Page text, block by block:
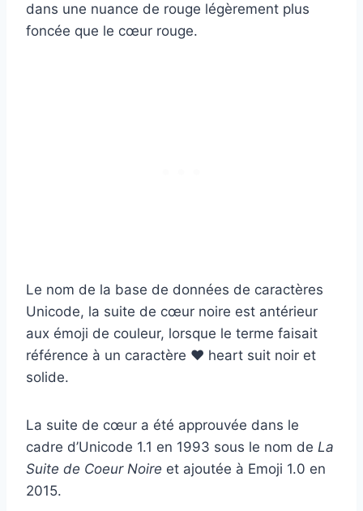
dans une nuance de rouge légèrement plus
foncée que le cœur rouge.
Le nom de la base de données de caractères
Unicode, la suite de cœur noire est antérieur
aux émoji de couleur, lorsque le terme faisait
référence à un caractère ♥ heart suit noir et
solide.
La suite de cœur a été approuvée dans le
cadre d’Unicode 1.1 en 1993 sous le nom de La
Suite de Coeur Noire et ajoutée à Emoji 1.0 en
2015.